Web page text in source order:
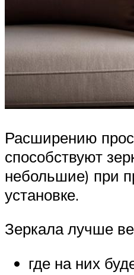
Расширению
способствуют
небольшие) при
установке.
Зеркала лучше
где на них